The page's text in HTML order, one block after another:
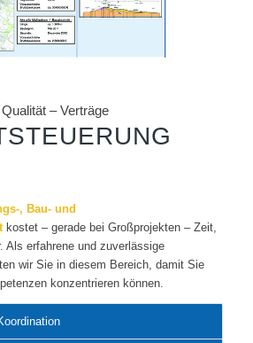
– Verträge
, Bau- und
kostet – gerade bei Großprojekten – Zeit,
Als erfahrene und zuverlässige
wir Sie in diesem Bereich, damit Sie
konzentrieren können.